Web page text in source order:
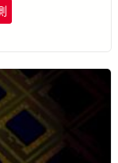
瑕疵形狀及位
快速檢測電容凸